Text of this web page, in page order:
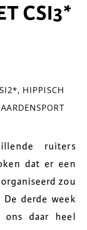
CSI3*
, HIPPISCH
ruiters
dat er een
zou
derde week
daar heel